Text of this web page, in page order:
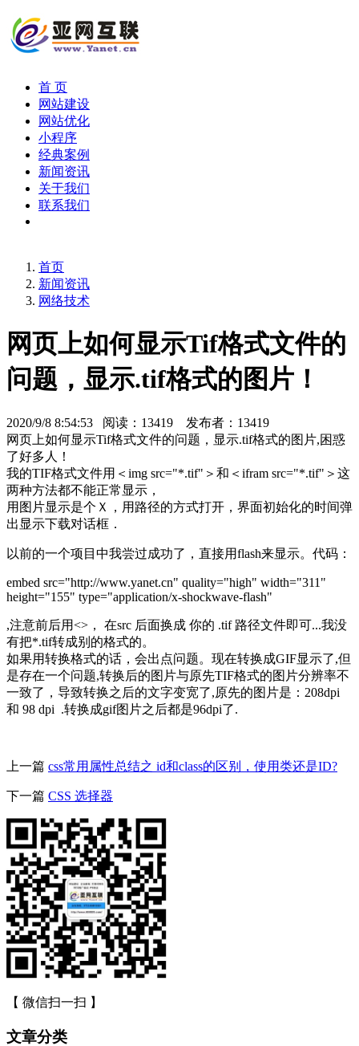
首 页
网站建设
网站优化
小程序
经典案例
新闻资讯
关于我们
联系我们
首页
新闻资讯
网络技术
网页上如何显示Tif格式文件的
问题，显示.tif格式的图片！
2020/9/8 8:54:53 阅读： 13419
发布者：13419
网页上如何显示Tif格式文件的问题，显示.tif格式的图片,困惑
了好多人！
我的TIF格式文件用＜img src="*.tif"＞和＜ifram src="*.tif"＞这
两种方法都不能正常显示，
用图片显示是个Ｘ，用路径的方式打开，界面初始化的时间弹
出显示下载对话框．
以前的一个项目中我尝过成功了，直接用flash来显示。代码：
embed src="http://www.yanet.cn" quality="high" width="311"
height="155" type="application/x-shockwave-flash"
,注意前后用<>， 在src 后面换成 你的 .tif 路径文件即可...我没
有把*.tif转成别的格式的。
如果用转换格式的话，会出点问题。现在转换成GIF显示了,但
是存在一个问题,转换后的图片与原先TIF格式的图片分辨率不
一致了，导致转换之后的文字变宽了,原先的图片是：208dpi
和 98 dpi .转换成gif图片之后都是96dpi了.
上一篇 css常用属性总结之 id和class的区别，使用类还是ID?
下一篇 CSS 选择器
【 微信扫一扫 】
文章分类